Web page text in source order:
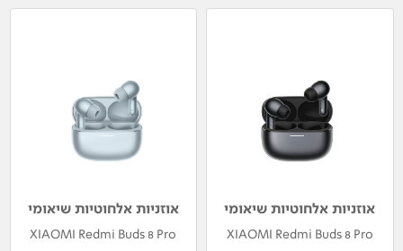
אוזניות אלחוטיות שיאומי
XIAOMI Redmi Buds 8 Pro
אוזניות אלחוטיות שיאומי
XIAOMI Redmi Buds 8 Pro